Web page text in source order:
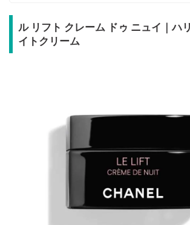
ル リフト クレーム ドゥ ニュイ｜ハ
イトクリーム